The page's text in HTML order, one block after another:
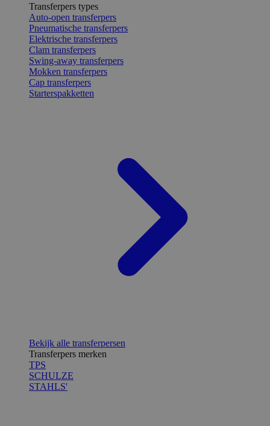
Transferpers types
Auto-open transferpers
Pneumatische transferpers
Elektrische transferpers
Clam transferpers
Swing-away transferpers
Mokken transferpers
Cap transferpers
Starterspakketten
Bekijk alle transferpersen
Transferpers merken
TPS
SCHULZE
STAHLS'